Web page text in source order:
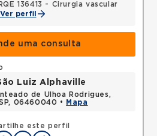
RQE 136413 - Cirurgia vascular
Ver perfil
uma consulta
este perfil
Luiz Alphaville
de Ulhoa Rodrigues,
06460040 •
Mapa